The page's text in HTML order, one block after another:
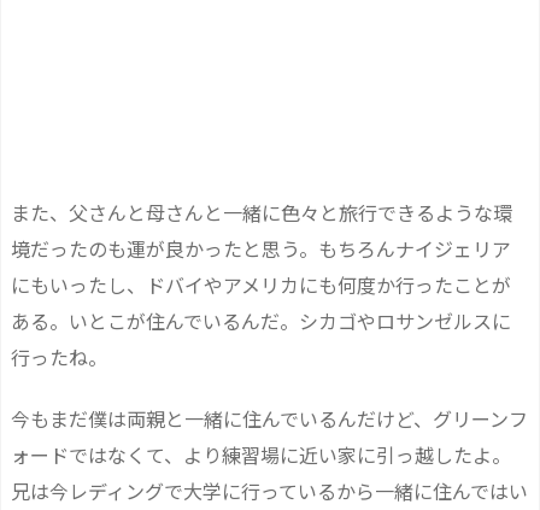
また、父さんと母さんと一緒に色々と旅行できるような環
境だったのも運が良かったと思う。もちろんナイジェリア
にもいったし、ドバイやアメリカにも何度か行ったことが
ある。いとこが住んでいるんだ。シカゴやロサンゼルスに
行ったね。
今もまだ僕は両親と一緒に住んでいるんだけど、グリーンフ
ォードではなくて、より練習場に近い家に引っ越したよ。
兄は今レディングで大学に行っているから一緒に住んではい